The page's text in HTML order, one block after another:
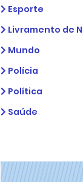
Esporte
Livramento de
Mundo
Polícia
Política
Saúde